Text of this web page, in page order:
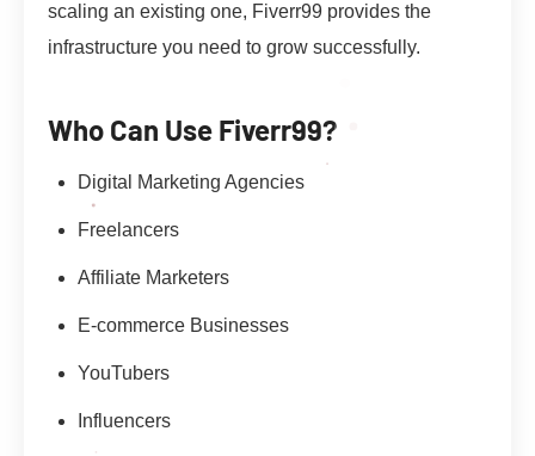
scaling an existing one, Fiverr99 provides the
infrastructure you need to grow successfully.
Who Can Use Fiverr99?
Digital Marketing Agencies
Freelancers
Affiliate Marketers
E-commerce Businesses
YouTubers
Influencers